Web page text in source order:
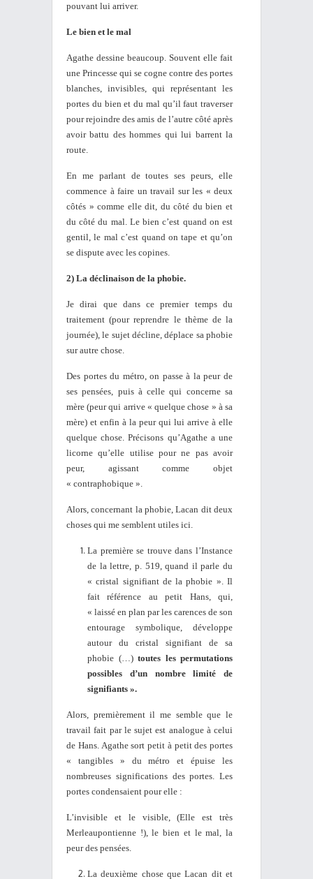
pouvant lui arriver.
Le bien et le mal
Agathe dessine beaucoup. Souvent elle fait
une Princesse qui se cogne contre des portes
blanches, invisibles, qui représentant les
portes du bien et du mal qu’il faut traverser
pour rejoindre des amis de l’autre côté après
avoir battu des hommes qui lui barrent la
route.
En me parlant de toutes ses peurs, elle
commence à faire un travail sur les « deux
côtés » comme elle dit, du côté du bien et
du côté du mal. Le bien c’est quand on est
gentil, le mal c’est quand on tape et qu’on
se dispute avec les copines.
2) La déclinaison de la phobie.
Je dirai que dans ce premier temps du
traitement (pour reprendre le thème de la
journée), le sujet décline, déplace sa phobie
sur autre chose.
Des portes du métro, on passe à la peur de
ses pensées, puis à celle qui concerne sa
mère (peur qui arrive « quelque chose » à sa
mère) et enfin à la peur qui lui arrive à elle
quelque chose. Précisons qu’Agathe a une
licorne qu’elle utilise pour ne pas avoir
peur, agissant comme objet
« contraphobique ».
Alors, concernant la phobie, Lacan dit deux
choses qui me semblent utiles ici.
La première se trouve dans l’Instance
de la lettre, p. 519, quand il parle du
« cristal signifiant de la phobie ». Il
fait référence au petit Hans, qui,
« laissé en plan par les carences de son
entourage symbolique, développe
autour du cristal signifiant de sa
phobie (…) toutes les permutations
possibles d’un nombre limité de
signifiants ».
Alors, premièrement il me semble que le
travail fait par le sujet est analogue à celui
de Hans. Agathe sort petit à petit des portes
« tangibles » du métro et épuise les
nombreuses significations des portes. Les
portes condensaient pour elle :
L’invisible et le visible, (Elle est très
Merleaupontienne !), le bien et le mal, la
peur des pensées.
La deuxième chose que Lacan dit et